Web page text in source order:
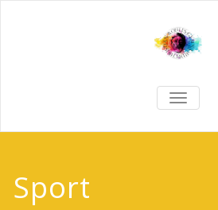
TOGGLE
Sport